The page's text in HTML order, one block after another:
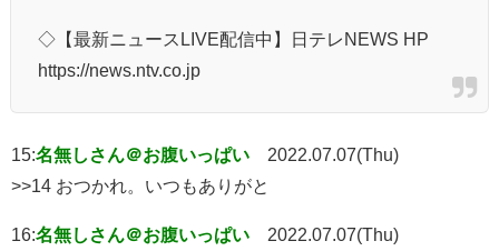
◇【最新ニュースLIVE配信中】日テレNEWS HP
https://news.ntv.co.jp
15:名無しさん＠お腹いっぱい
2022.07.07(Thu)
>>14 おつかれ。いつもありがと
16:名無しさん＠お腹いっぱい
2022.07.07(Thu)